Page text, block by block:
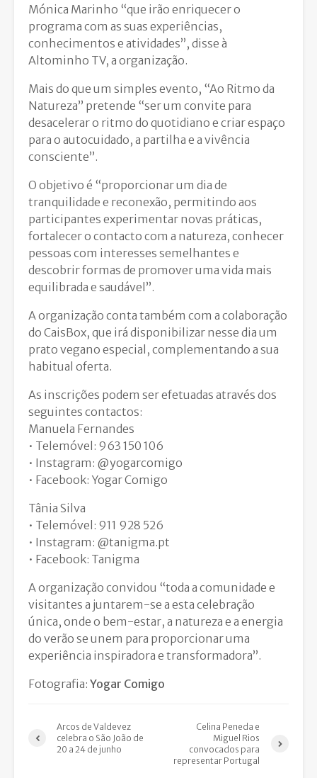
Mónica Marinho “que irão enriquecer o
programa com as suas experiências,
conhecimentos e atividades”, disse à
Altominho TV, a organização.
Mais do que um simples evento, “Ao Ritmo da
Natureza” pretende “ser um convite para
desacelerar o ritmo do quotidiano e criar espaço
para o autocuidado, a partilha e a vivência
consciente”.
O objetivo é “proporcionar um dia de
tranquilidade e reconexão, permitindo aos
participantes experimentar novas práticas,
fortalecer o contacto com a natureza, conhecer
pessoas com interesses semelhantes e
descobrir formas de promover uma vida mais
equilibrada e saudável”.
A organização conta também com a colaboração
do CaisBox, que irá disponibilizar nesse dia um
prato vegano especial, complementando a sua
habitual oferta.
As inscrições podem ser efetuadas através dos
seguintes contactos:
Manuela Fernandes
• Telemóvel: 963 150 106
• Instagram: @yogarcomigo
• Facebook: Yogar Comigo
Tânia Silva
• Telemóvel: 911 928 526
• Instagram: @tanigma.pt
• Facebook: Tanigma
A organização convidou “toda a comunidade e
visitantes a juntarem-se a esta celebração
única, onde o bem-estar, a natureza e a energia
do verão se unem para proporcionar uma
experiência inspiradora e transformadora”.
Fotografia: Yogar Comigo
Arcos de Valdevez
celebra o São João de
20 a 24 de junho
Celina Peneda e
Miguel Rios
convocados para
representar Portugal